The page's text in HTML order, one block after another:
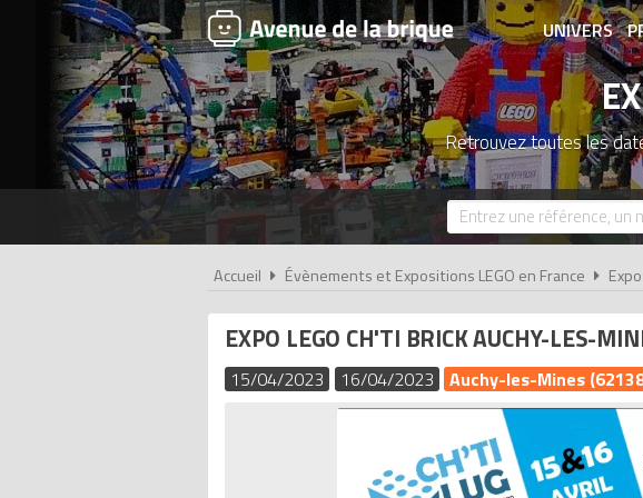
UNIVERS
Retrouvez toutes les
Accueil Évènements et Expositions LEGO en France
EXPO LEGO CH'TI BRICK AUCHY-LES-
15/04/2023 16/04/2023 Auchy-les-Mines